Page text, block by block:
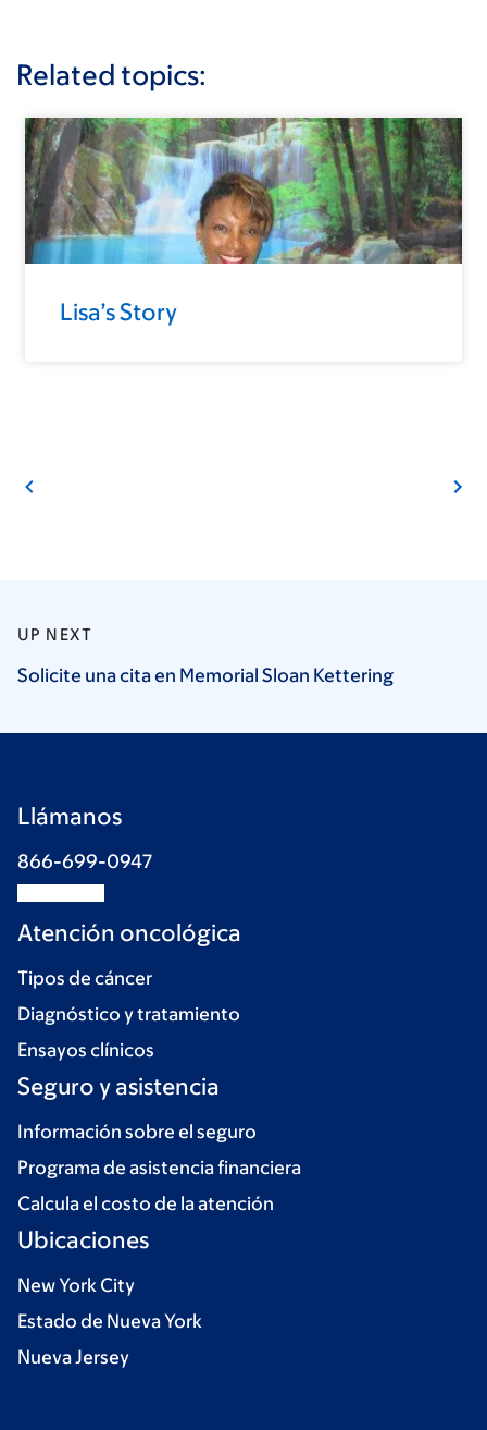
Related topics:
Lisa’s Story
UP NEXT
Solicite una cita en Memorial Sloan Kettering
Llámanos
866-699-0947
Atención oncológica
Tipos de cáncer
Diagnóstico y tratamiento
Ensayos clínicos
Seguro y asistencia
Información sobre el seguro
Programa de asistencia financiera
Calcula el costo de la atención
Ubicaciones
New York City
Estado de Nueva York
Nueva Jersey